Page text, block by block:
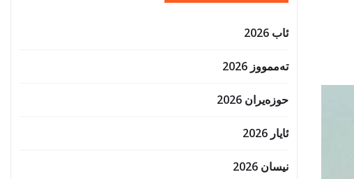
ئاب 2026
تەممووز 2026
حوزه‌یران 2026
ئایار 2026
نیسان 2026